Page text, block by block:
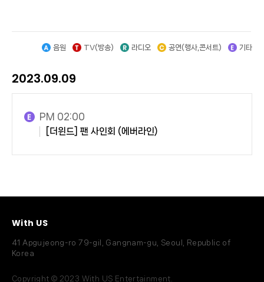
음원 TV(방송) 라디오 공연(행사,콘서트) 기타
2023.09.09
PM 02:00
[더윈드] 팬 사인회 (에버라인)
With US
41 Apgujeong-ro 79-gil, Gangnam-gu, Seoul, Republic of
Korea
Copyright © 2023 With US Entertainment.